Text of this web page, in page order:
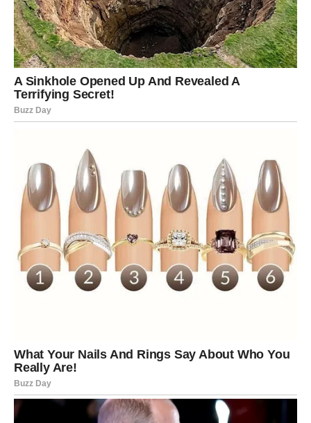
Najveća promena desiće se u njihovom unutrašnjem
svetu – konačno će prestati da se plaše gubitka i počeće
više da veruju sebi.
Lav
susreta. Oni će tokom ovih dana biti u centru pažnje gde
god se pojave. Njihova energija će privlačiti ljude, prilike i
veoma zanimljive događaje.
pokazati emocije koje dugo krije. Lavovi koji su usamljeni
mogu doživeti veoma sudbinski susret.
Poslovno dolazi šansa za napredak i dokazivanje. Moguće
Lavovi će imati osećaj da im se život ubrzava i da konačno
dolazi vreme kada mogu da zablistaju punim sjajem.
Devica